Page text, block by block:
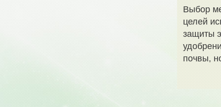
Выбор
целей
защиты
почвы,